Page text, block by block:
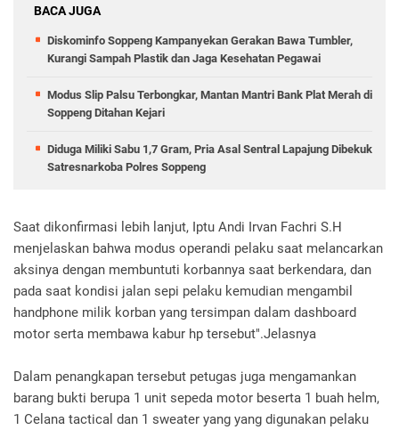
BACA JUGA
Diskominfo Soppeng Kampanyekan Gerakan Bawa Tumbler,
Kurangi Sampah Plastik dan Jaga Kesehatan Pegawai
Modus Slip Palsu Terbongkar, Mantan Mantri Bank Plat Merah di
Soppeng Ditahan Kejari
Diduga Miliki Sabu 1,7 Gram, Pria Asal Sentral Lapajung Dibekuk
Satresnarkoba Polres Soppeng
Saat dikonfirmasi lebih lanjut, Iptu Andi Irvan Fachri S.H
menjelaskan bahwa modus operandi pelaku saat melancarkan
aksinya dengan membuntuti korbannya saat berkendara, dan
pada saat kondisi jalan sepi pelaku kemudian mengambil
handphone milik korban yang tersimpan dalam dashboard
motor serta membawa kabur hp tersebut".Jelasnya
Dalam penangkapan tersebut petugas juga mengamankan
barang bukti berupa 1 unit sepeda motor beserta 1 buah helm,
1 Celana tactical dan 1 sweater yang yang digunakan pelaku